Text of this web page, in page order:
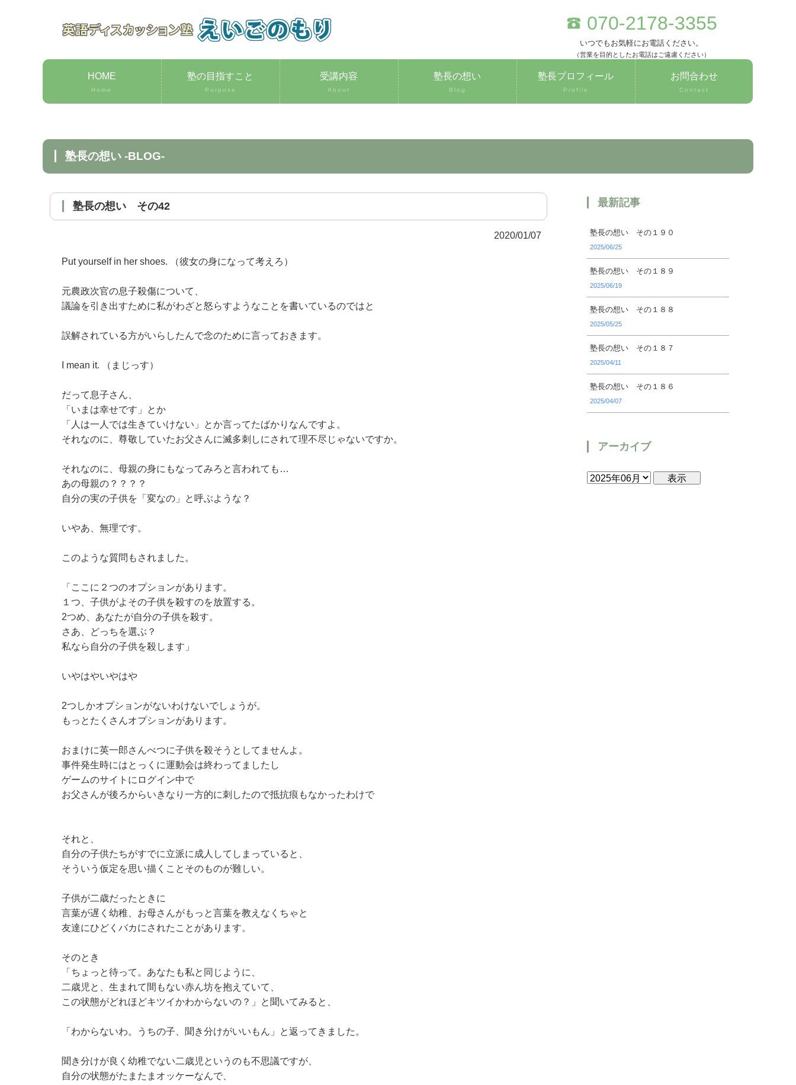
070-2178-3355
いつでもお気軽にお電話ください。
（営業を目的としたお電話はご遠慮ください）
HOME
Home
塾の目指すこと
Purpose
受講内容
About
塾長の想い
Blog
塾長プロフィール
Profile
お問合わせ
Contact
塾長の想い -BLOG-
塾長の想い その42
2020/01/07
Put yourself in her shoes. （彼女の身になって考えろ）
元農政次官の息子殺傷について、
議論を引き出すために私がわざと怒らすようなことを書いているのではと
誤解されている方がいらしたんで念のために言っておきます。
I mean it. （まじっす）
だって息子さん、
「いまは幸せです」とか
「人は一人では生きていけない」とか言ってたばかりなんですよ。
それなのに、尊敬していたお父さんに滅多刺しにされて理不尽じゃないですか。
それなのに、母親の身にもなってみろと言われても…
あの母親の？？？？
自分の実の子供を「変なの」と呼ぶような？
いやあ、無理です。
このような質問もされました。
「ここに２つのオプションがあります。
１つ、子供がよその子供を殺すのを放置する。
2つめ、あなたが自分の子供を殺す。
さあ、どっちを選ぶ？
私なら自分の子供を殺します」
いやはやいやはや
2つしかオプションがないわけないでしょうが。
もっとたくさんオプションがあります。
おまけに英一郎さんべつに子供を殺そうとしてませんよ。
事件発生時にはとっくに運動会は終わってましたし
ゲームのサイトにログイン中で
お父さんが後ろからいきなり一方的に刺したので抵抗痕もなかったわけで
それと、
自分の子供たちがすでに立派に成人してしまっていると、
そういう仮定を思い描くことそのものが難しい。
子供が二歳だったときに
言葉が遅く幼稚、お母さんがもっと言葉を教えなくちゃと
友達にひどくバカにされたことがあります。
そのとき
「ちょっと待って。あなたも私と同じように、
二歳児と、生まれて間もない赤ん坊を抱えていて、
この状態がどれほどキツイかわからないの？」と聞いてみると、
「わからないわ。うちの子、聞き分けがいいもん」と返ってきました。
聞き分けが良く幼稚でない二歳児というのも不思議ですが、
自分の状態がたまたまオッケーなんで、
最新記事
塾長の想い その１９０
2025/06/25
塾長の想い その１８９
2025/06/19
塾長の想い その１８８
2025/05/25
塾長の想い その１８７
2025/04/11
塾長の想い その１８６
2025/04/07
アーカイブ